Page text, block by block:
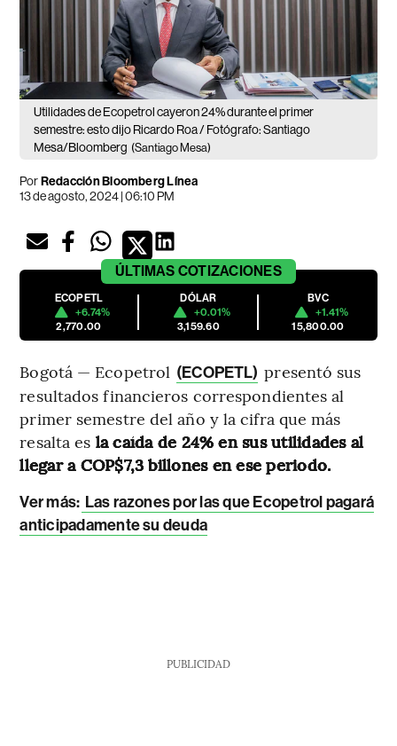
Utilidades de Ecopetrol cayeron 24% durante el primer
semestre: esto dijo Ricardo Roa / Fotógrafo: Santiago
Mesa/Bloomberg (Santiago Mesa)
PorRedacción Bloomberg Línea
13 de agosto, 2024 | 06:10 PM
ÚLTIMAS COTIZACIONES
ECOPETL
+6.74%
2,770.00
DÓLAR
+0.01%
3,159.60
BVC
+1.41%
15,800.00
Bogotá — Ecopetrol (ECOPETL) presentó sus
resultados financieros correspondientes al
primer semestre del año y la cifra que más
resalta es la caída de 24% en sus utilidades al
llegar a COP$7,3 billones en ese periodo.
Ver más: Las razones por las que Ecopetrol pagará
anticipadamente su deuda
PUBLICIDAD